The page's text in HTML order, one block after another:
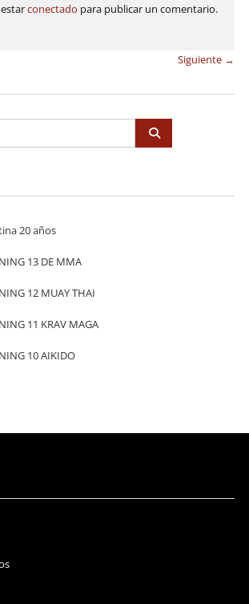
conectado para publicar un comentario.
Siguiente →
20 años
13 DE MMA
12 MUAY THAI
11 KRAV MAGA
10 AIKIDO